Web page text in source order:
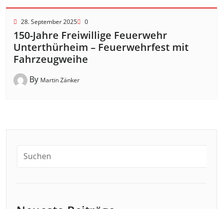
28. September 2025 0
150-Jahre Freiwillige Feuerwehr
Unterthürheim – Feuerwehrfest mit
Fahrzeugweihe
By Martin Zänker